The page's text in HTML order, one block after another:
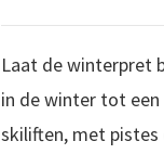
Laat de winterpret
in de winter tot
skiliften, met pistes